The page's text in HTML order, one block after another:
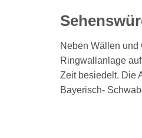
Neben Wällen und
Ringwallanlage
Zeit besiedelt. Die
Bayerisch-